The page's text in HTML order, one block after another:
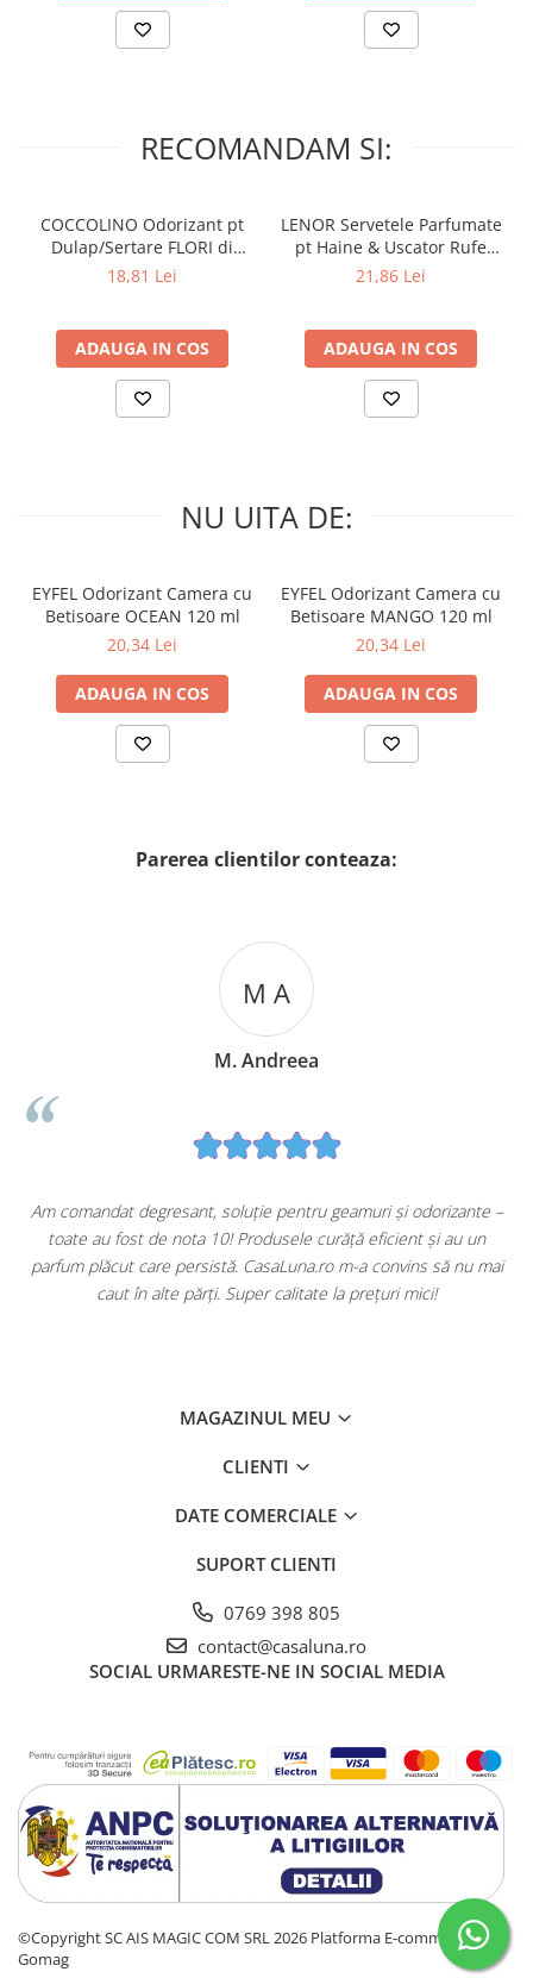
Cosmetice Auto
RECOMANDAM SI:
COCCOLINO Odorizant pt
Dulap/Sertare FLORI di
PRIMAVERA 3 buc
18,81 Lei
ADAUGA IN COS
LENOR Servetele Parfumate
pt Haine & Uscator Rufe
SPRING AWAKENING 34 buc
21,86 Lei
ADAUGA IN COS
NU UITA DE:
EYFEL Odorizant Camera cu
Betisoare OCEAN 120 ml
20,34 Lei
ADAUGA IN COS
EYFEL Odorizant Camera cu
Betisoare MANGO 120 ml
20,34 Lei
ADAUGA IN COS
Parerea clientilor conteaza:
M A
M. Andreea
Am comandat degresant, soluție pentru geamuri și odorizante –
toate au fost de nota 10! Produsele curăță eficient și au un
parfum plăcut care persistă. CasaLuna.ro m-a convins să nu mai
caut în alte părți. Super calitate la prețuri mici!
MAGAZINUL MEU
CLIENTI
DATE COMERCIALE
SUPORT CLIENTI
0769 398 805
contact@casaluna.ro
SOCIAL URMARESTE-NE IN SOCIAL MEDIA
©Copyright SC AIS MAGIC COM SRL 2026 Platforma E-commerce by
Gomag